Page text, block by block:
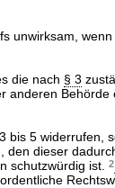
unwirksam, wenn
die nach § 3
anderen Behörde
bis 5 widerrufen,
den dieser
schutzwürdig ist.
2